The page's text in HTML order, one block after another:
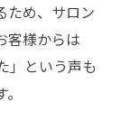
む方法
すには
操作術
ため、サロン
客様からは
」という声も